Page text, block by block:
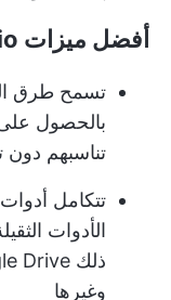
أفضل ميزات Podio
تسمح طرق
بالحصول على
تناسبهم
تتكامل
الأدوات
وغيرها